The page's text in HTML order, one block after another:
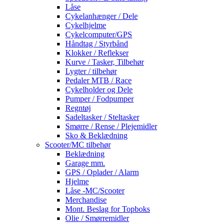
Låse
Cykelanhænger / Dele
Cykelhjelme
Cykelcomputer/GPS
Håndtag / Styrbånd
Klokker / Reflekser
Kurve / Tasker, Tilbehør
Lygter / tilbehør
Pedaler MTB / Race
Cykelholder og Dele
Pumper / Fodpumper
Regntøj
Sadeltasker / Steltasker
Smørre / Rense / Plejemidler
Sko & Beklædning
Scooter/MC tilbehør
Beklædning
Garage mm.
GPS / Oplader / Alarm
Hjelme
Låse -MC/Scooter
Merchandise
Mont. Beslag for Topboks
Olie / Smørremidler